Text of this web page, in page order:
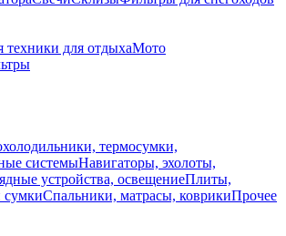
для отдыхаМото
термосумки,
системыНавигаторы, эхолоты,
устройства, освещениеПлиты,
сумкиСпальники, матрасы, коврикиПрочее